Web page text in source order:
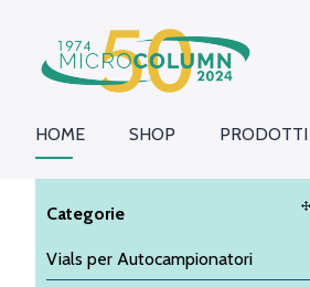
HOME SHOP PRODOTTI
Categorie
Vials per Autocampionatori